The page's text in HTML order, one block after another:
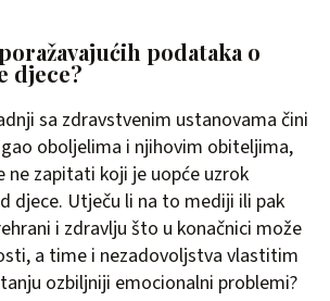
podataka o
djece?
sa zdravstvenim ustanovama čini
oboljelima i njihovim obiteljima,
ne zapitati koji je uopće uzrok
djece. Utječu li na to mediji ili pak
i zdravlju što u konačnici može
a time i nezadovoljstva vlastitim
ozbiljniji emocionalni problemi?